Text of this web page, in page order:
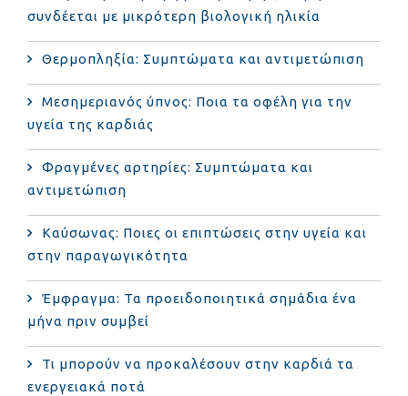
συνδέεται με μικρότερη βιολογική ηλικία
Θερμοπληξία: Συμπτώματα και αντιμετώπιση
Μεσημεριανός ύπνος: Ποια τα οφέλη για την
υγεία της καρδιάς
Φραγμένες αρτηρίες: Συμπτώματα και
αντιμετώπιση
Καύσωνας: Ποιες οι επιπτώσεις στην υγεία και
στην παραγωγικότητα
Έμφραγμα: Τα προειδοποιητικά σημάδια ένα
μήνα πριν συμβεί
Τι μπορούν να προκαλέσουν στην καρδιά τα
ενεργειακά ποτά